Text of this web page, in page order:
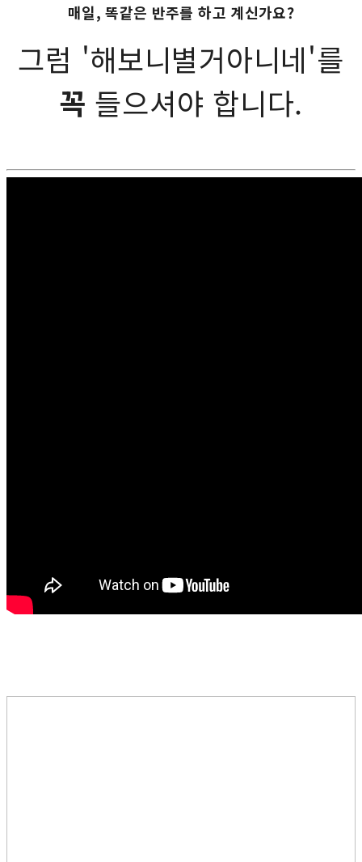
매일, 똑같은 반주를 하고 계신가요?
그럼 '해보니별거아니네'를
꼭 들으셔야 합니다.